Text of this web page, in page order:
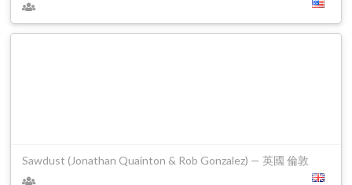
Sawdust (Jonathan Quainton & Rob Gonzalez) — 英國 倫敦